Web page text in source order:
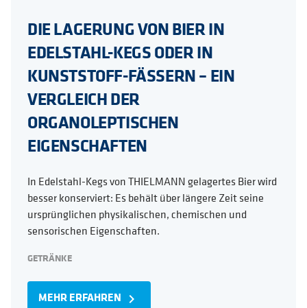
DIE LAGERUNG VON BIER IN
EDELSTAHL-KEGS ODER IN
KUNSTSTOFF-FÄSSERN – EIN
VERGLEICH DER
ORGANOLEPTISCHEN
EIGENSCHAFTEN
In Edelstahl-Kegs von THIELMANN gelagertes Bier wird
besser konserviert: Es behält über längere Zeit seine
ursprünglichen physikalischen, chemischen und
sensorischen Eigenschaften.
GETRÄNKE
MEHR ERFAHREN navigate_next